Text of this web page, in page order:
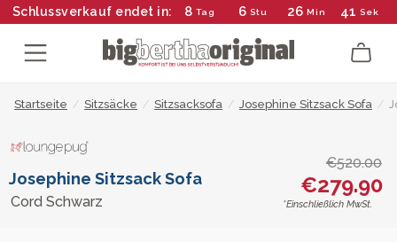
Schlussverkauf endet in: 8 Tag 6 Stu 26 Min 41 Sek
Startseite / Sitzsäcke / Sitzsacksofa / Josephine Sitzsack Sofa /
Josephine Sitzsack Sofa
Cord Schwarz
€520.00
€279.90
*Einschließlich MwSt.